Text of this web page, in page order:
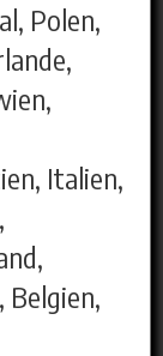
Polen,
Italien,
Belgien,